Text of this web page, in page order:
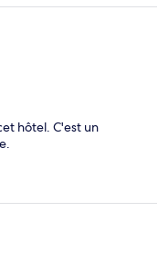
hôtel. C'est un